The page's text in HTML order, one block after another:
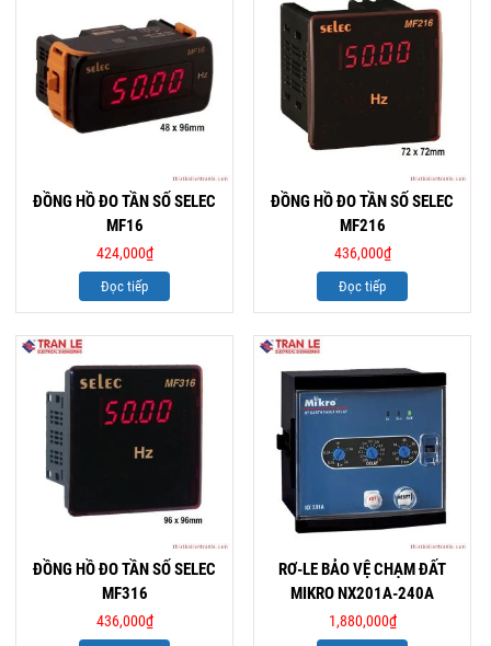
ĐỒNG HỒ ĐO TẦN SỐ SELEC
MF16
424,000₫
Đọc tiếp
ĐỒNG HỒ ĐO TẦN SỐ SELEC
MF216
436,000₫
Đọc tiếp
ĐỒNG HỒ ĐO TẦN SỐ SELEC
MF316
436,000₫
RƠ-LE BẢO VỆ CHẠM ĐẤT
MIKRO NX201A-240A
1,880,000₫